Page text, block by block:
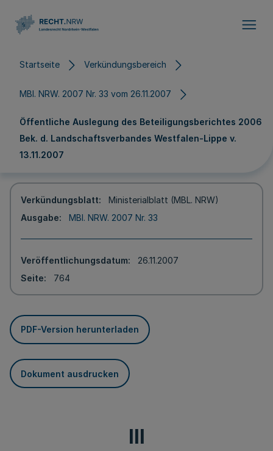
Startseite Verkündungsbereich
MBl. NRW. 2007 Nr. 33 vom 26.11.2007
Öffentliche Auslegung des Beteiligungsberichtes 2006
Bek. d. Landschaftsverbandes Westfalen-Lippe v.
13.11.2007
Verkündungsblatt
Ministerialblatt (MBL. NRW)
Ausgabe
MBl. NRW. 2007 Nr. 33
Veröffentlichungsdatum
26.11.2007
Seite
764
PDF-Version herunterladen
Dokument ausdrucken
III